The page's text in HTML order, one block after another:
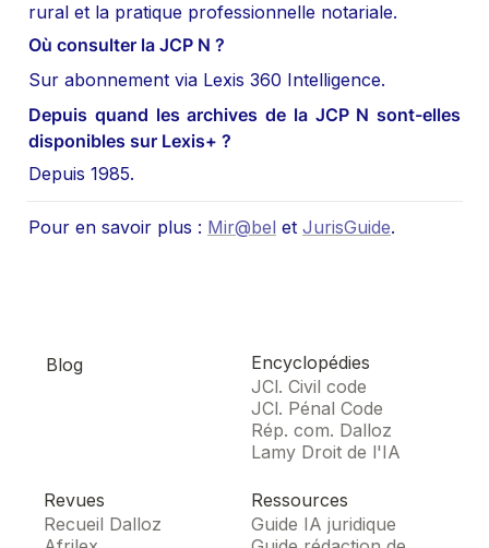
rural et la pratique professionnelle notariale.
Où consulter la JCP N ?
Sur abonnement via Lexis 360 Intelligence.
Depuis quand les archives de la JCP N sont-elles
disponibles sur Lexis+ ?
Depuis 1985.
Pour en savoir plus : Mir@bel et JurisGuide.
Blog
Encyclopédies
JCl. Civil code
JCl. Pénal Code
Rép. com. Dalloz
Lamy Droit de l'IA
Revues
Recueil Dalloz
Ressources
Guide IA juridique